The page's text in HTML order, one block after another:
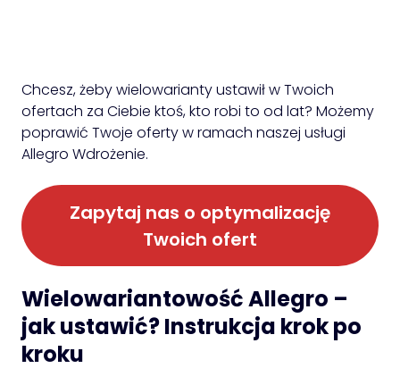
Chcesz, żeby wielowarianty ustawił w Twoich
ofertach za Ciebie ktoś, kto robi to od lat? Możemy
poprawić Twoje oferty w ramach naszej usługi
Allegro Wdrożenie.
Zapytaj nas o optymalizację
Twoich ofert
Wielowariantowość Allegro –
jak ustawić? Instrukcja krok po
kroku